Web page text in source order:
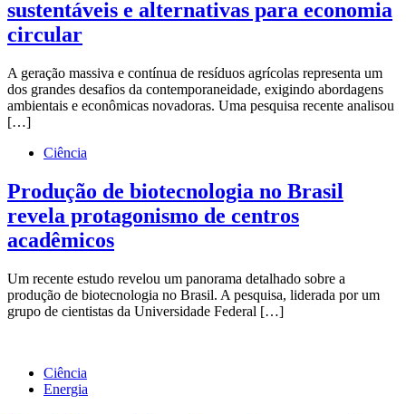
sustentáveis e alternativas para economia
circular
A geração massiva e contínua de resíduos agrícolas representa um
dos grandes desafios da contemporaneidade, exigindo abordagens
ambientais e econômicas novadoras. Uma pesquisa recente analisou
[…]
Ciência
Produção de biotecnologia no Brasil
revela protagonismo de centros
acadêmicos
Um recente estudo revelou um panorama detalhado sobre a
produção de biotecnologia no Brasil. A pesquisa, liderada por um
grupo de cientistas da Universidade Federal […]
Ciência
Energia